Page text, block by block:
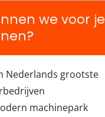
we voor je
Nederlands grootste
machinepark